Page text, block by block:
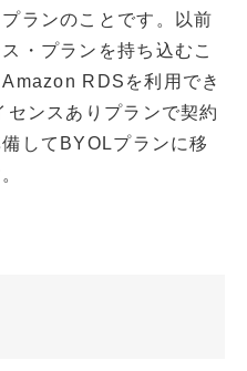
ランのことです。以前
・プランを持ち込むこ
RDSを利用でき
センスありプランで契約
してBYOLプランに移